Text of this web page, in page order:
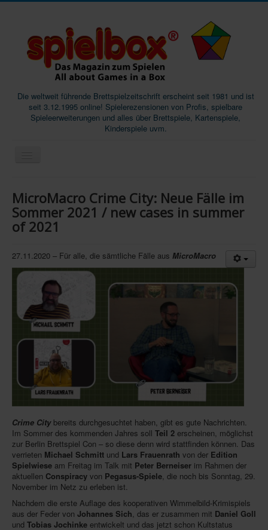
Die weltweit führende Brettspielzeitschrift erscheint seit 1981 und ist
seit 3.12.1995 online! Spielerezensionen von Profis, spielbare
Spieleerweiterungen und alles über Brettspiele, Kartenspiele,
Kinderspiele uvm.
Magazine
Abos/Subscriptions
SpieleMag
Shop
Download spielbox Special 2025
Newsletter
Spieledatenbank
Premium login
Neuheiten-New Games
Köpfe-Heads
Preise-Awards
Branchen-/Wirtschaftsnews
Interviews
Crowdfunding
MicroMacro Crime City: Neue Fälle im
Sommer 2021 / new cases in summer
of 2021
27.11.2020 – Für alle, die sämtliche Fälle aus MicroMacro
Crime Citybereits durchgesuchtet haben, gibt es gute Nachrichten.
Im Sommer des kommenden Jahres soll Teil 2 erscheinen, möglichst
zur Berlin Brettspiel Con – so diese denn wird stattfinden können. Das
verrieten Michael Schmitt und Lars Frauenrath von der Edition
Spielwiese am Freitag im Talk mit Peter Berneiser im Rahmen der
aktuellen Conspiracy von Pegasus-Spiele, die noch bis Sonntag, 29.
November im Netz zu erleben ist.
Nachdem die erste Auflage des kooperativen Wimmelbild-Krimispiels
aus der Feder von Johannes Sich, das er zusammen mit Daniel Goll
und Tobias Jochinke entwickelt und das jetzt schon Kultstatus